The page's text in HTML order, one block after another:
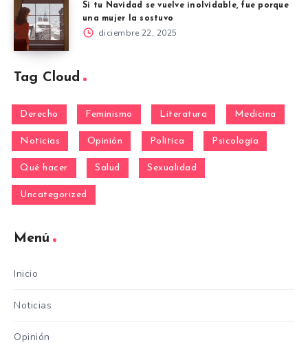
Si tu Navidad se vuelve inolvidable, fue porque
una mujer la sostuvo
diciembre 22, 2025
Tag Cloud
Derecho Feminismo Literatura Medicina
Noticias Opinión Política Psicología
Qué hacer Salud Sexualidad
Uncategorized
Menú
Inicio
Noticias
Opinión